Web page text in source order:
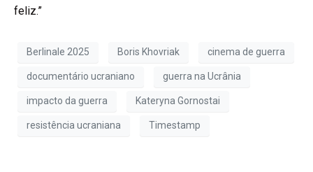
feliz.”
Berlinale 2025 Boris Khovriak cinema de guerra
documentário ucraniano guerra na Ucrânia
impacto da guerra Kateryna Gornostai
resistência ucraniana Timestamp